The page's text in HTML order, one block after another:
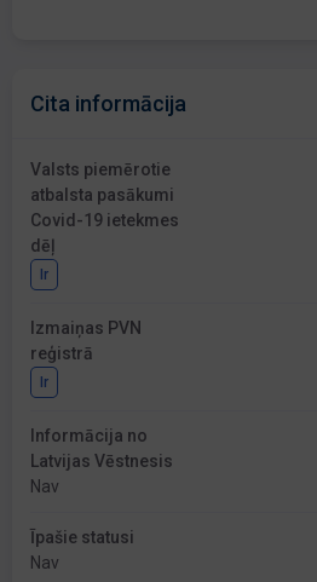
Cita informācija
Valsts piemērotie
atbalsta pasākumi
Covid-19 ietekmes
dēļ
Ir
Izmaiņas PVN
reģistrā
Ir
Informācija no
Latvijas Vēstnesis
Nav
Īpašie statusi
Nav